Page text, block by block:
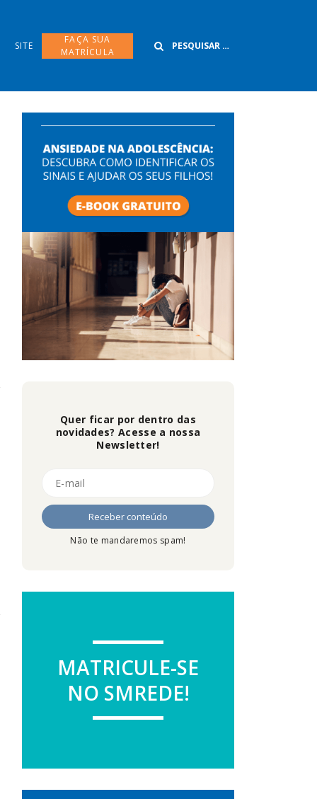
SITE
FAÇA SUA
MATRÍCULA
Quer ficar por dentro das
novidades? Acesse a nossa
Newsletter!
Não te mandaremos spam!
MATRICULE-SE
NO SMREDE!